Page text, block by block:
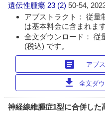
遺伝性腫瘍 23 (2)50-54,
アブストラクト： 従量
は基本料金に含まれます
全文ダウンロード： 従
(税込) です。
article アブ
download 全文ダ
神経線維腫症1型に合併した